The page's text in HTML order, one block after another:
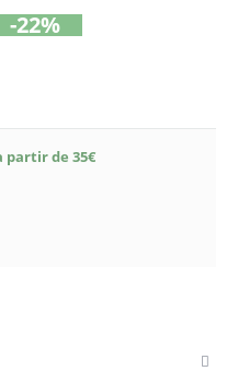
-22%
partir de 35€